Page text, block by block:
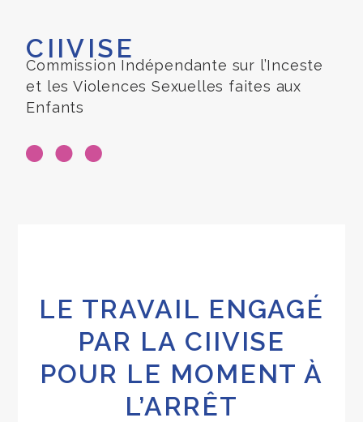
CIIVISE
Commission Indépendante sur l’Inceste
et les Violences Sexuelles faites aux
Enfants
LE TRAVAIL ENGAGÉ
PAR LA CIIVISE
POUR LE MOMENT À
L’ARRÊT